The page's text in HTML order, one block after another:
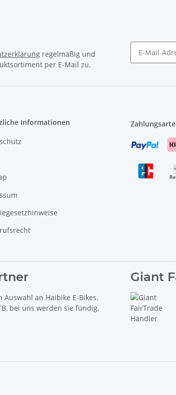
regelmäßig und
per E-Mail zu.
Informationen
an Haibike E-Bikes.
bei uns werden sie fündig.
Giant